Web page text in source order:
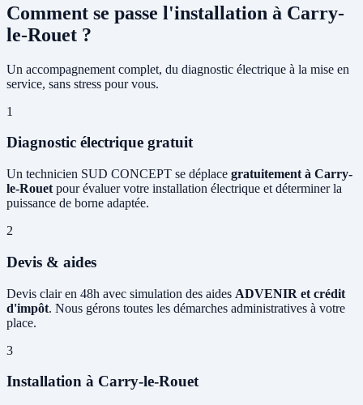
Comment se passe l'installation à Carry-
le-Rouet ?
Un accompagnement complet, du diagnostic électrique à la mise en
service, sans stress pour vous.
1
Diagnostic électrique gratuit
Un technicien SUD CONCEPT se déplace gratuitement à Carry-
le-Rouet pour évaluer votre installation électrique et déterminer la
puissance de borne adaptée.
2
Devis & aides
Devis clair en 48h avec simulation des aides ADVENIR et crédit
d'impôt. Nous gérons toutes les démarches administratives à votre
place.
3
Installation à Carry-le-Rouet